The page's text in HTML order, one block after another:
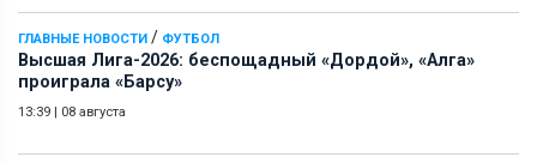
ГЛАВНЫЕ НОВОСТИ / ФУТБОЛ
Высшая Лига-2026: беспощадный «Дордой», «Алга»
проиграла «Барсу»
13:39 | 08 августа